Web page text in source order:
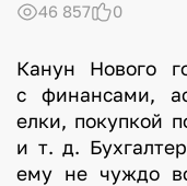
46 857 0
Канун Нового
с финансами,
елки, покупкой
и т. д.
ему не чуждо